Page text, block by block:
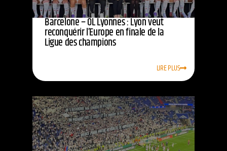
Barcelone – OL Lyonnes : Lyon veut
reconquérir l’Europe en finale de la
Ligue des champions
LIRE PLUS